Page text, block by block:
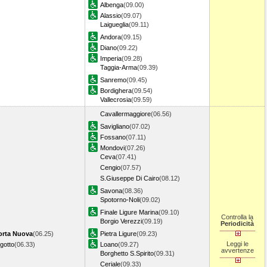
Albenga(09.00)
Alassio(09.07)
Laigueglia(09.11)
Andora(09.15)
Diano(09.22)
Imperia(09.28)
Taggia-Arma(09.39)
Sanremo(09.45)
Bordighera(09.54)
Vallecrosia(09.59)
Nuova(06.25)
(06.33)
Cavallermaggiore(06.56)
Savigliano(07.02)
Fossano(07.11)
Mondovi(07.26)
Ceva(07.41)
Cengio(07.57)
S.Giuseppe Di Cairo(08.12)
Savona(08.36)
Spotorno-Noli(09.02)
Finale Ligure Marina(09.10)
Borgio Verezzi(09.19)
Pietra Ligure(09.23)
Loano(09.27)
Borghetto S.Spirito(09.31)
Ceriale(09.33)
Controlla la
Periodicità
Leggi le
avvertenze